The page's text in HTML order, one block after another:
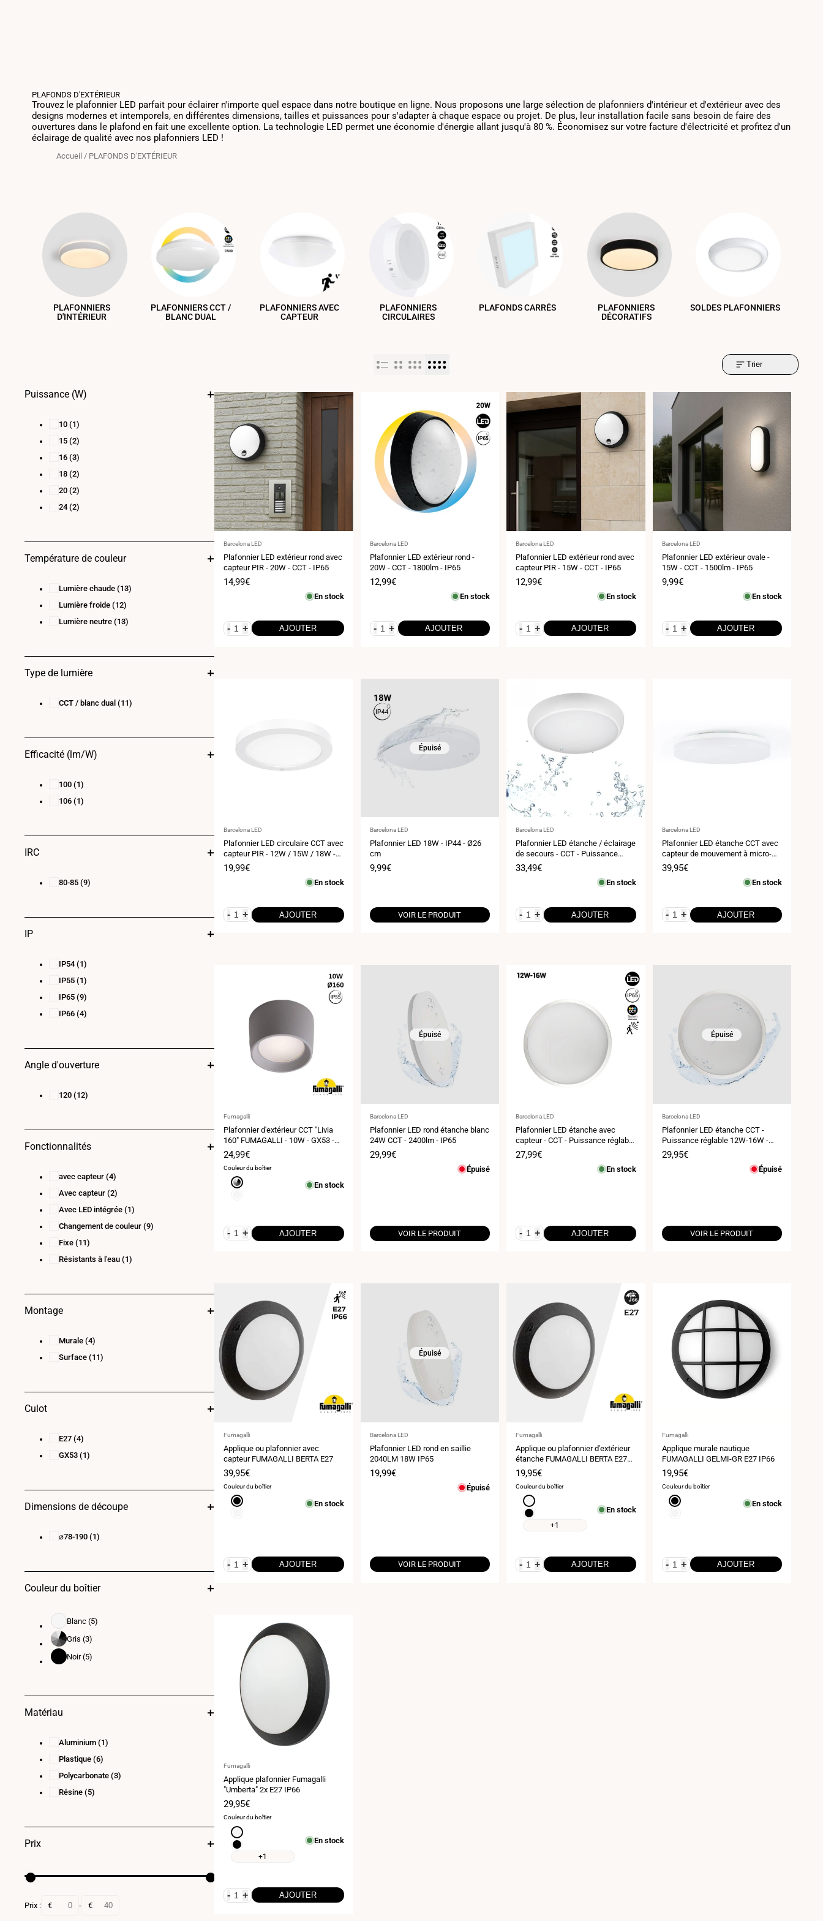
PLAFONDS D'EXTÉRIEUR
Trouvez le plafonnier LED parfait pour éclairer n'importe quel espace dans notre boutique en ligne. Nous proposons une large sélection de plafonniers d'intérieur et d'extérieur avec des
designs modernes et intemporels, en différentes dimensions, tailles et puissances pour s'adapter à chaque espace ou projet. De plus, leur installation facile sans besoin de faire des
ouvertures dans le plafond en fait une excellente option. La technologie LED permet une économie d'énergie allant jusqu'à 80 %. Économisez sur votre facture d'électricité et profitez d'un
éclairage de qualité avec nos plafonniers LED !
Accueil / PLAFONDS D'EXTÉRIEUR
PLAFONNIERS
D'INTÉRIEUR
PLAFONNIERS CCT /
BLANC DUAL
PLAFONNIERS AVEC
CAPTEUR
PLAFONNIERS
CIRCULAIRES
PLAFONDS CARRÉS
PLAFONNIERS
DÉCORATIFS
SOLDES PLAFONNIERS
Trier
Fournisseur
:
Barcelona LED
Plafonnier LED extérieur rond avec
capteur PIR - 20W - CCT - IP65
Prix
14,99€
En stock
- + AJOUTER
Fournisseur
:
Barcelona LED
Plafonnier LED extérieur rond -
20W - CCT - 1800lm - IP65
Prix
12,99€
En stock
- + AJOUTER
Fournisseur
:
Barcelona LED
Plafonnier LED extérieur rond avec
capteur PIR - 15W - CCT - IP65
Prix
12,99€
En stock
- + AJOUTER
Fournisseur
:
Barcelona LED
Plafonnier LED extérieur ovale -
15W - CCT - 1500lm - IP65
Prix
9,99€
En stock
- + AJOUTER
Fournisseur
:
Barcelona LED
Plafonnier LED circulaire CCT avec
capteur PIR - 12W / 15W / 18W -
Diamètre réglable - En saillie /
encastré - IP54
Prix
19,99€
En stock
- + AJOUTER
Épuisé
Fournisseur
:
Barcelona LED
Plafonnier LED 18W - IP44 - Ø26
cm
Prix
9,99€
VOIR LE PRODUIT
Fournisseur
:
Barcelona LED
Plafonnier LED étanche / éclairage
de secours - CCT - Puissance
réglable 12W-16W - Ø31cm - IP65
Prix
33,49€
En stock
- + AJOUTER
Fournisseur
:
Barcelona LED
Plafonnier LED étanche CCT avec
capteur de mouvement à micro-
ondes - 24W - Ø28cm - IP65
Prix
39,95€
En stock
- + AJOUTER
Fournisseur
:
Fumagalli
Plafonnier d'extérieur CCT "Livia
160" FUMAGALLI - 10W - GX53 -
IP55
Prix
de
vente
24,99€
Couleur du boîtier
Gris
En stock
- + AJOUTER
Épuisé
Fournisseur
:
Barcelona LED
Plafonnier LED rond étanche blanc
24W CCT - 2400lm - IP65
Prix
29,99€
Épuisé
VOIR LE PRODUIT
Fournisseur
:
Barcelona LED
Plafonnier LED étanche avec
capteur - CCT - Puissance réglable
12W-16W - Ø30cm - IP65
Prix
27,99€
En stock
- + AJOUTER
Épuisé
Fournisseur
:
Barcelona LED
Plafonnier LED étanche CCT -
Puissance réglable 12W-16W -
Ø30cm - IP65
Prix
29,95€
Épuisé
VOIR LE PRODUIT
Fournisseur
Fumagalli
Applique ou plafonnier avec
capteur FUMAGALLI BERTA E27
Prix
de
vente
39,95€
Couleur du boîtier
Noir
En stock
- + AJOUTER
Épuisé
Fournisseur
:
Barcelona LED
Plafonnier LED rond en saillie
2040LM 18W IP65
Prix
19,99€
Épuisé
VOIR LE PRODUIT
Fournisseur
Fumagalli
Applique ou plafonnier d'extérieur
étanche FUMAGALLI BERTA E27
IP66
Prix
de
vente
19,95€
Couleur du boîtier
Blanc
Noir
+1
En stock
- + AJOUTER
Fournisseur
Fumagalli
Applique murale nautique
FUMAGALLI GELMI-GR E27 IP66
Prix
de
vente
19,95€
Couleur du boîtier
Noir
En stock
- + AJOUTER
Fournisseur
Fumagalli
Applique plafonnier Fumagalli
"Umberta" 2x E27 IP66
Prix
de
vente
29,95€
Couleur du boîtier
Blanc
Noir
+1
En stock
- + AJOUTER
Puissance (W)
10 (1)
15 (2)
16 (3)
18 (2)
20 (2)
24 (2)
Température de couleur
Lumière chaude (13)
Lumière froide (12)
Lumière neutre (13)
Type de lumière
CCT / blanc dual (11)
Efficacité (lm/W)
100 (1)
106 (1)
IRC
80-85 (9)
IP
IP54 (1)
IP55 (1)
IP65 (9)
IP66 (4)
Angle d'ouverture
120 (12)
Fonctionnalités
avec capteur (4)
Avec capteur (2)
Avec LED intégrée (1)
Changement de couleur (9)
Fixe (11)
Résistants à l'eau (1)
Montage
Murale (4)
Surface (11)
Culot
E27 (4)
GX53 (1)
Dimensions de découpe
⌀78-190 (1)
Couleur du boîtier
BlancBlanc (5)
Gris Gris (3)
Noir Noir (5)
Matériau
Aluminium (1)
Plastique (6)
Polycarbonate (3)
Résine (5)
Prix
Prix : € - €